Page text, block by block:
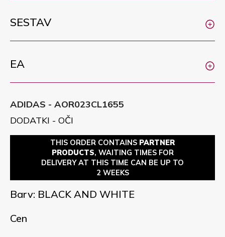
SESTAV
EA
ADIDAS - AOR023CL1655
DODATKI - OČI
THIS ORDER CONTAINS PARTNER
PRODUCTS, WAITING TIMES FOR
DELIVERY AT THIS TIME CAN BE UP TO
2 WEEKS
Barv: BLACK AND WHITE
Cen